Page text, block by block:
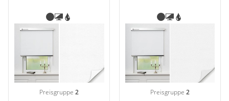
Preisgruppe2 Preisgruppe 2